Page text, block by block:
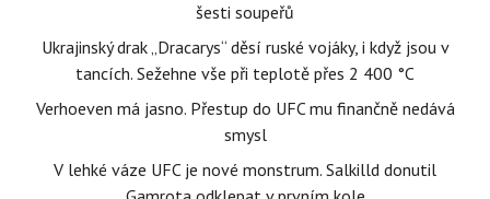
šesti soupeřů
Ukrajinský drak „Dracarys“ děsí ruské vojáky, i když jsou v
tancích. Sežehne vše při teplotě přes 2 400 °C
Verhoeven má jasno. Přestup do UFC mu finančně nedává
smysl
V lehké váze UFC je nové monstrum. Salkilld donutil